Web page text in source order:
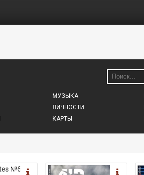
МУЗЫКА
ЛИЧНОСТИ
КАРТЫ